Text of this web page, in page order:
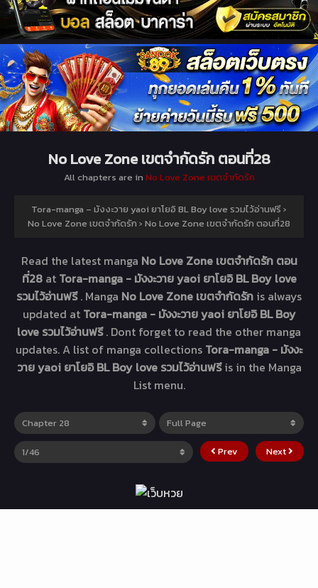
No Love Zone เขตจำกัดรัก ตอนที่28
All chapters are in No Love Zone เขตจำกัดรัก
Tora-manga – มังงะวาย yaoi ยาโยอิ BL Boy love รวมไว้อ่านฟรี ›
No Love Zone เขตจำกัดรัก › No Love Zone เขตจำกัดรัก ตอนที่28
Read the latest manga No Love Zone เขตจำกัดรัก ตอน
ที่28 at Tora-manga - มังงะวาย yaoi ยาโยอิ BL Boy love
รวมไว้อ่านฟรี. Manga No Love Zone เขตจำกัดรัก is always
updated at Tora-manga - มังงะวาย yaoi ยาโยอิ BL Boy
love รวมไว้อ่านฟรี. Dont forget to read the other manga
updates. A list of manga collections Tora-manga - มังงะ
วาย yaoi ยาโยอิ BL Boy love รวมไว้อ่านฟรีis in the Manga
List menu.
Prev Next